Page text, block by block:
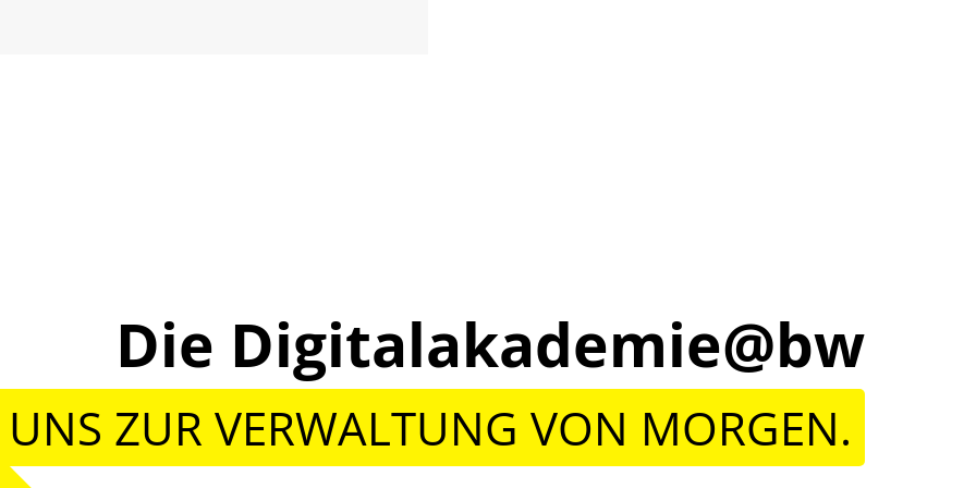
Die Digitalakademie@bw
ZUR VERWALTUNG VON MORGEN.